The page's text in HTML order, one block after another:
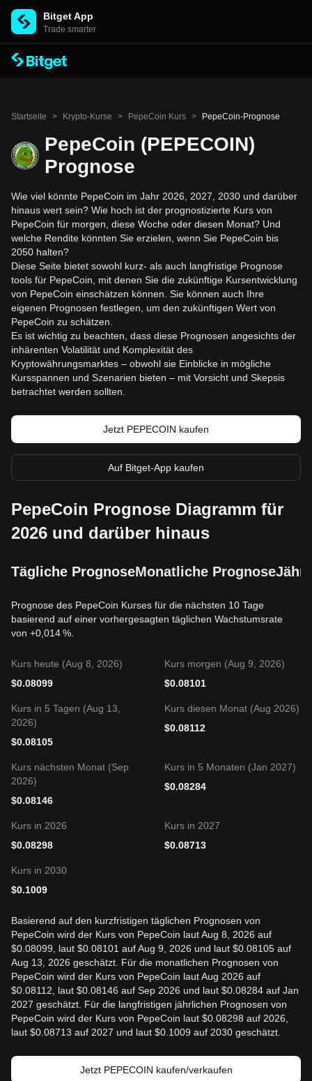
Bitget App
Trade smarter
Startseite > Krypto-Kurse > PepeCoin Kurs > PepeCoin-Prognose
PepeCoin (PEPECOIN)
Prognose
Wie viel könnte PepeCoin im Jahr 2026, 2027, 2030 und darüber
hinaus wert sein? Wie hoch ist der prognostizierte Kurs von
PepeCoin für morgen, diese Woche oder diesen Monat? Und
welche Rendite könnten Sie erzielen, wenn Sie PepeCoin bis
2050 halten?
Diese Seite bietet sowohl kurz- als auch langfristige Prognose
tools für PepeCoin, mit denen Sie die zukünftige Kursentwicklung
von PepeCoin einschätzen können. Sie können auch Ihre
eigenen Prognosen festlegen, um den zukünftigen Wert von
PepeCoin zu schätzen.
Es ist wichtig zu beachten, dass diese Prognosen angesichts der
inhärenten Volatilität und Komplexität des
Kryptowährungsmarktes – obwohl sie Einblicke in mögliche
Kursspannen und Szenarien bieten – mit Vorsicht und Skepsis
betrachtet werden sollten.
Jetzt PEPECOIN kaufen
Auf Bitget-App kaufen
PepeCoin Prognose Diagramm für
2026 und darüber hinaus
Tägliche PrognoseMonatliche Prognose
Prognose des PepeCoin Kurses für die nächsten 10 Tage
basierend auf einer vorhergesagten täglichen Wachstumsrate
von +0,014 %.
Kurs heute (Aug 8, 2026)
$0.08099
Kurs morgen (Aug 9, 2026)
$0.08101
Kurs in 5 Tagen (Aug 13,
2026)
$0.08105
Kurs diesen Monat (Aug 2026)
$0.08112
Kurs nächsten Monat (Sep
2026)
$0.08146
Kurs in 5 Monaten (Jan 2027)
$0.08284
Kurs in 2026
$0.08298
Kurs in 2027
$0.08713
Kurs in 2030
$0.1009
Basierend auf den kurzfristigen täglichen Prognosen von
PepeCoin wird der Kurs von PepeCoin laut Aug 8, 2026 auf
$0.08099, laut $0.08101 auf Aug 9, 2026 und laut $0.08105 auf
Aug 13, 2026 geschätzt. Für die monatlichen Prognosen von
PepeCoin wird der Kurs von PepeCoin laut Aug 2026 auf
$0.08112, laut $0.08146 auf Sep 2026 und laut $0.08284 auf Jan
2027 geschätzt. Für die langfristigen jährlichen Prognosen von
PepeCoin wird der Kurs von PepeCoin laut $0.08298 auf 2026,
laut $0.08713 auf 2027 und laut $0.1009 auf 2030 geschätzt.
Jetzt PEPECOIN kaufen/verkaufen